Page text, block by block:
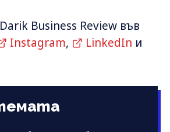
Business Review във
Instagram, LinkedIn и